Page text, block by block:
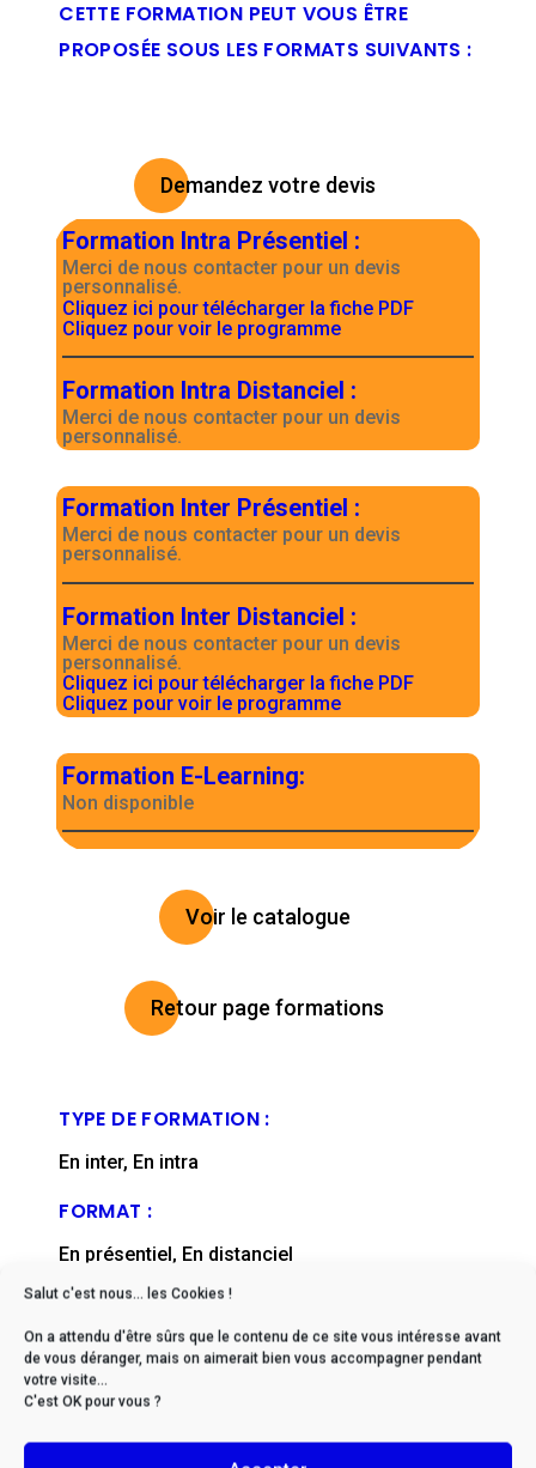
Salut c'est nous... les Cookies !
On a attendu d'être sûrs que le contenu de ce site vous intéresse avant
de vous déranger, mais on aimerait bien vous accompagner pendant
votre visite...
C'est OK pour vous ?
CETTE FORMATION PEUT VOUS ÊTRE
PROPOSÉE SOUS LES FORMATS SUIVANTS :
Demandez votre devis
Formation Intra Présentiel :
Merci de nous contacter pour un devis
personnalisé.
Cliquez ici pour télécharger la fiche PDF
Cliquez pour voir le programme
Formation Intra Distanciel :
Merci de nous contacter pour un devis
personnalisé.
Formation Inter Présentiel :
Merci de nous contacter pour un devis
personnalisé.
Formation Inter Distanciel :
Merci de nous contacter pour un devis
personnalisé.
Cliquez ici pour télécharger la fiche PDF
Cliquez pour voir le programme
Formation E-Learning:
Non disponible
Voir le catalogue
Retour page formations
TYPE DE FORMATION :
En inter, En intra
FORMAT :
En présentiel, En distanciel
DÉLAIS D'ACCÈS :
De 2 à 6 mois en moyenne (nous contacter)
FICHE MISE À JOUR EN :
septembre, 2025